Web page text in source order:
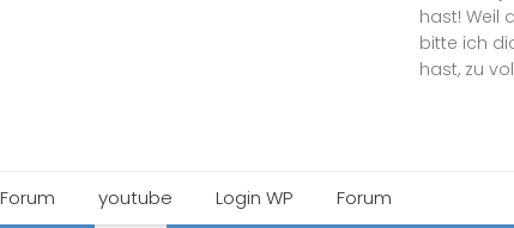
hast! Weil
bitte ich
hast, zu
Forum youtube Login WP Forum